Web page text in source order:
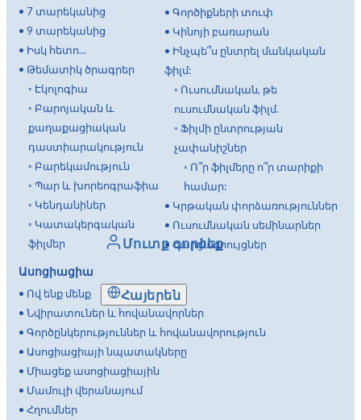
Մուտք գործեք
Հայերեն
• 7 տարեկանից
• 9 տարեկանից
• Իսկ հետո...
• Թեմատիկ ծրագրեր
◦ Էկոլոգիա
◦ Բարոյական և
քաղաքացիական
դաստիարակություն
◦ Բարեկամություն
◦ Պար և խորեոգրաֆիա
◦ Կենդանիներ
◦ Կատակերգական
ֆիլմեր
• Գործիքների տուփ
• Կինոյի բառարան
• Ինչպե՞ս ընտրել մանկական
ֆիլմ:
◦ Ուսումնական, թե
ուսումնական ֆիլմ.
◦ Ֆիլմի ընտրության
չափանիշներ
◦ Ո՞ր ֆիլմերը ո՞ր տարիքի
համար:
• Կրթական փորձառություններ
• Ուսումնական սեմինարներ
• Հարցազրույցներ
Ասոցիացիա
• Ով ենք մենք
• Նվիրատուներ և հովանավորներ
• Գործընկերություններ և հովանավորություն
• Ասոցիացիայի նպատակները
• Միացեք ասոցիացիային
• Մամուլի վերանայում
• Հղումներ